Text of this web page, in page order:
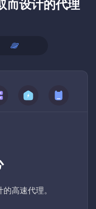
而设计的代理
高速代理。